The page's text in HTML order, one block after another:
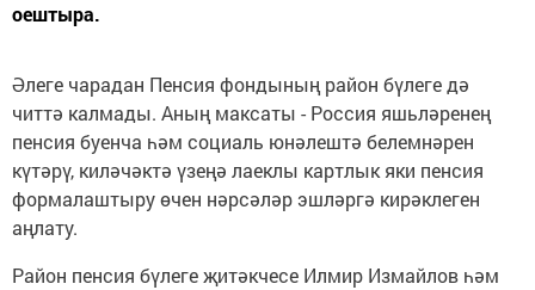
оештыра.
Әлеге чарадан Пенсия фондының район бүлеге дә
читтә калмады. Аның максаты - Россия яшьләренең
пенсия буенча һәм социаль юнәлештә белемнәрен
күтәрү, киләчәктә үзеңә лаеклы картлык яки пенсия
формалаштыру өчен нәрсәләр эшләргә кирәклеген
аңлату.
Район пенсия бүлеге җитәкчесе Илмир Измайлов һәм